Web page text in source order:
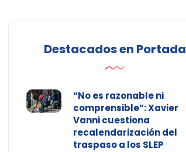
Destacados en Portada
“No es razonable ni
comprensible”: Xavier
Vanni cuestiona
recalendarización del
traspaso a los SLEP